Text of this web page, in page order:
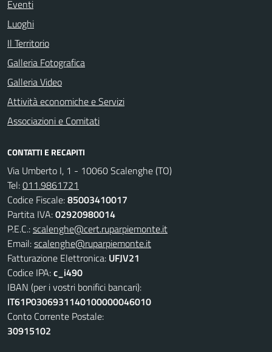
Eventi
Luoghi
Il Territorio
Galleria Fotografica
Galleria Video
Attività economiche e Servizi
Associazioni e Comitati
CONTATTI E RECAPITI
Via Umberto I, 1 - 10060 Scalenghe (TO)
Tel:011.9861721
Codice Fiscale:85003410017
Partita IVA:02920980014
P.E.C.:scalenghe@cert.ruparpiemonte.it
Email:scalenghe@ruparpiemonte.it
Fatturazione Elettronica: UFJV21
Codice IPA:c_i490
IBAN (per i vostri bonifici bancari):
IT61P0306931140100000046010
Conto Corrente Postale:
30915102